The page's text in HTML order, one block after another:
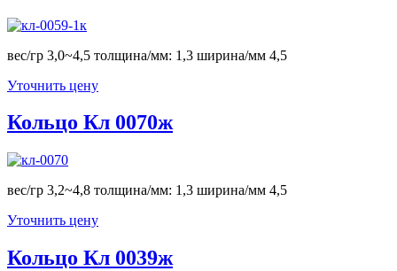
вес/гр 3,0~4,5 толщина/мм: 1,3 ширина/мм 4,5
Уточнить цену
Кольцо Кл 0070ж
вес/гр 3,2~4,8 толщина/мм: 1,3 ширина/мм 4,5
Уточнить цену
Кольцо Кл 0039ж